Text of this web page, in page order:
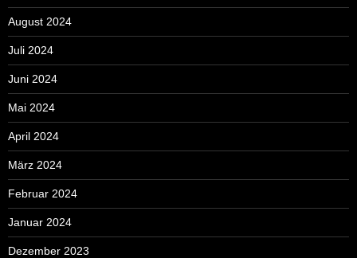
August 2024
Juli 2024
Juni 2024
Mai 2024
April 2024
März 2024
Februar 2024
Januar 2024
Dezember 2023